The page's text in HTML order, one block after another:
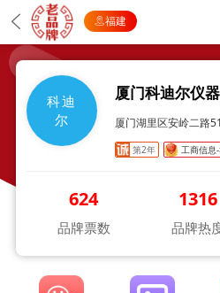
福建
科迪
尔
厦门科迪尔仪
厦门湖里区安岭二路
第2年 工商信息
624
品牌票数
1316
品牌热